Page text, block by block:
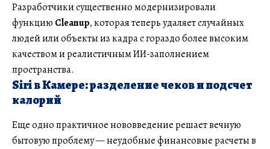
Разработчики существенно модернизировали
функцию Cleanup, которая теперь удаляет случайных
людей или объекты из кадра с гораздо более высоким
качеством и реалистичным ИИ-заполнением
пространства.
Siri в Камере: разделение чеков и подсчет
калорий
Еще одно практичное нововведение решает вечную
бытовую проблему — неудобные финансовые расчеты в